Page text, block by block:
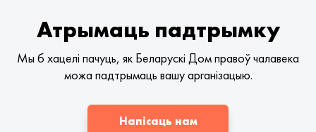
Атрымаць падтрымку
Мы б хацелі пачуць, як Беларускі Дом правоў чалавека
можа падтрымаць вашу арганізацыю.
Напісаць нам